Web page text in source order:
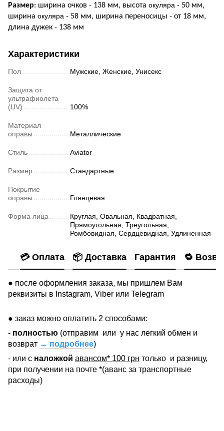
Размер: ширина очков - 138 мм, высота окуляра - 50 мм,
ширина окуляра - 58 мм, ширина переносицы - от 18 мм,
длина дужек - 138 мм
Характеристики
Пол Мужские, Женские, Унисекс
Защита от
ультрафиолета
(UV)
100%
Материал
оправы
Металлические
Стиль Aviator
Размер Стандартные
Покрытие
оправы
Глянцевая
Форма лица
Круглая, Овальная, Квадратная,
Прямоугольная, Треугольная,
Ромбовидная, Сердцевидная, Удлиненная
💳 Оплата 📦 Доставка Гарантия 🔁
● после оформления заказа, мы пришлем Вам
реквизиты в Instagram, Viber или Telegram
● заказ можно оплатить 2 способами:
- полностью (отправим или у нас легкий обмен и
возврат → подробнее)
- или с наложкой авансом* 100 грн только и разницу,
при получении на почте *(аванс за транспортные
расходы)